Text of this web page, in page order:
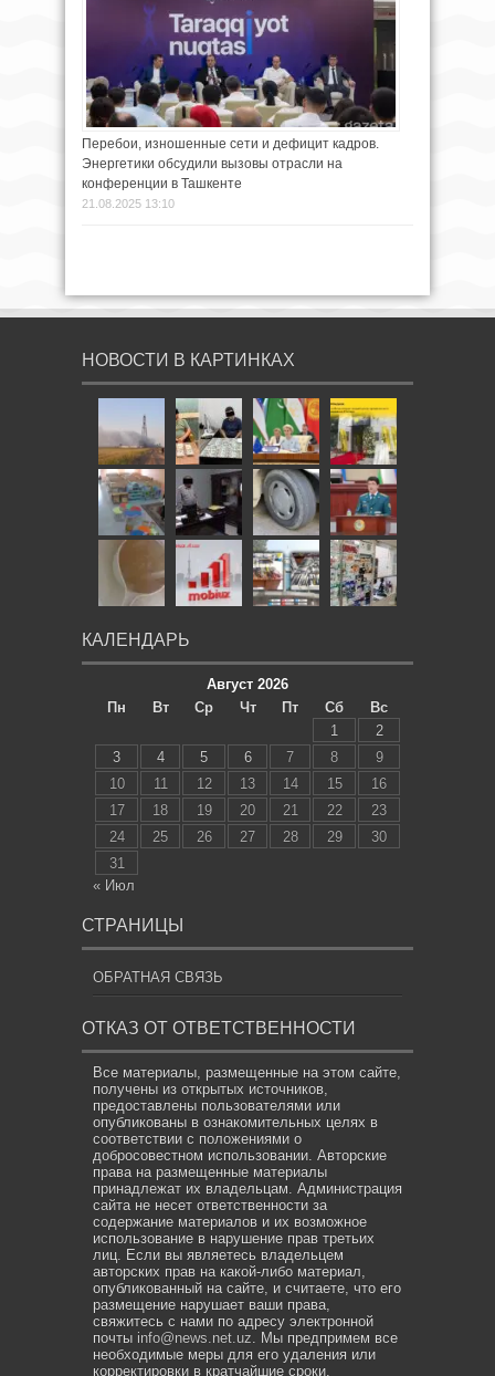
Перебои, изношенные сети и дефицит кадров.
Энергетики обсудили вызовы отрасли на
конференции в Ташкенте
21.08.2025 13:10
НОВОСТИ В КАРТИНКАХ
КАЛЕНДАРЬ
Август 2026
Пн
Вт Ср Чт Пт Сб
Вс
1
2
3
4 5 6 7 8
9
10
11 12 13 14 15
16
17
18 19 20 21 22
23
24
25 26 27 28 29
30
31
« Июл
СТРАНИЦЫ
ОБРАТНАЯ СВЯЗЬ
ОТКАЗ ОТ ОТВЕТСТВЕННОСТИ
Все материалы, размещенные на этом сайте,
получены из открытых источников,
предоставлены пользователями или
опубликованы в ознакомительных целях в
соответствии с положениями о
добросовестном использовании. Авторские
права на размещенные материалы
принадлежат их владельцам. Администрация
сайта не несет ответственности за
содержание материалов и их возможное
использование в нарушение прав третьих
лиц. Если вы являетесь владельцем
авторских прав на какой-либо материал,
опубликованный на сайте, и считаете, что его
размещение нарушает ваши права,
свяжитесь с нами по адресу электронной
почты info@news.net.uz . Мы предпримем все
необходимые меры для его удаления или
корректировки в кратчайшие сроки.